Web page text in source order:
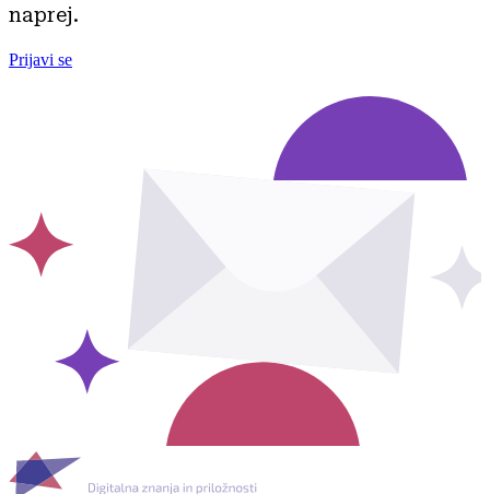
naprej.
Prijavi se